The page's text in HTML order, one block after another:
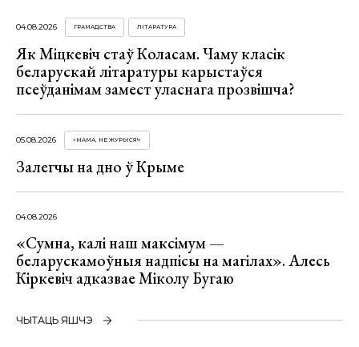
04.08.2026 ГРАМАДСТВА ЛІТАРАТУРА
Як Міцкевіч стаў Коласам. Чаму класік
беларускай літаратуры карыстаўся
псеўданімам замест уласнага прозвішча?
05.08.2026 «МАМА, НЕ ЖУРЫСЯ!»
Залегчы на дно ў Крыме
04.08.2026
«Сумна, калі наш максімум —
беларускамоўныя надпісы на магілах». Алесь
Кіркевіч адказвае Міколу Бугаю
ЧЫТАЦЬ ЯШЧЭ